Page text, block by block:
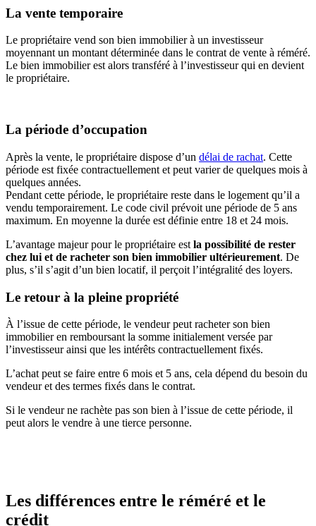
La vente temporaire
Le propriétaire vend son bien immobilier à un investisseur
moyennant un montant déterminée dans le contrat de vente à réméré.
Le bien immobilier est alors transféré à l’investisseur qui en devient
le propriétaire.
La période d’occupation
Après la vente, le propriétaire dispose d’un délai de rachat. Cette
période est fixée contractuellement et peut varier de quelques mois à
quelques années.
Pendant cette période, le propriétaire reste dans le logement qu’il a
vendu temporairement. Le code civil prévoit une période de 5 ans
maximum. En moyenne la durée est définie entre 18 et 24 mois.
L’avantage majeur pour le propriétaire est la possibilité de rester
chez lui et de racheter son bien immobilier ultérieurement. De
plus, s’il s’agit d’un bien locatif, il perçoit l’intégralité des loyers.
Le retour à la pleine propriété
À l’issue de cette période, le vendeur peut racheter son bien
immobilier en remboursant la somme initialement versée par
l’investisseur ainsi que les intérêts contractuellement fixés.
L’achat peut se faire entre 6 mois et 5 ans, cela dépend du besoin du
vendeur et des termes fixés dans le contrat.
Si le vendeur ne rachète pas son bien à l’issue de cette période, il
peut alors le vendre à une tierce personne.
Les différences entre le réméré et le
crédit